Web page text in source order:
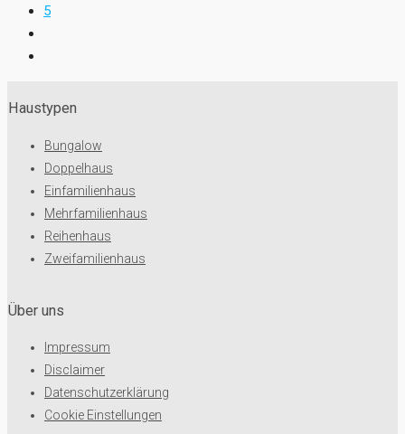
5
Haustypen
Bungalow
Doppelhaus
Einfamilienhaus
Mehrfamilienhaus
Reihenhaus
Zweifamilienhaus
Über uns
Impressum
Disclaimer
Datenschutzerklärung
Cookie Einstellungen